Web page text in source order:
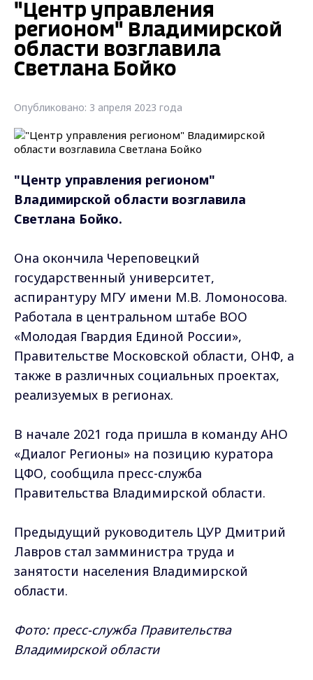
"Центр управления
регионом" Владимирской
области возглавила
Светлана Бойко
Опубликовано: 3 апреля 2023 года
"Центр управления регионом"
Владимирской области возглавила
Светлана Бойко.
Она окончила Череповецкий
государственный университет,
аспирантуру МГУ имени М.В. Ломоносова.
Работала в центральном штабе ВОО
«Молодая Гвардия Единой России»,
Правительстве Московской области, ОНФ, а
также в различных социальных проектах,
реализуемых в регионах.
В начале 2021 года пришла в команду АНО
«Диалог Регионы» на позицию куратора
ЦФО, сообщила пресс-служба
Правительства Владимирской области.
Предыдущий руководитель ЦУР Дмитрий
Лавров стал замминистра труда и
занятости населения Владимирской
области.
Фото: пресс-служба Правительства
Владимирской области